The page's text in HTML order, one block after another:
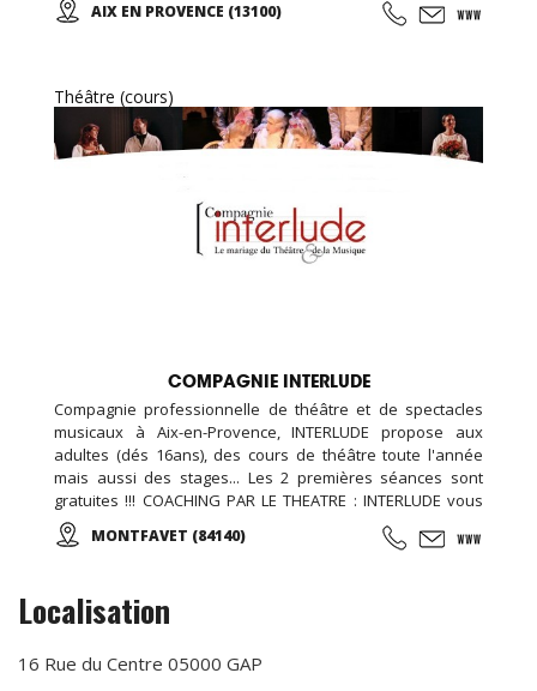
région PACA. Nous proposons des cours et des stages de
AIX EN PROVENCE (13100)
Théâtre (cours)
COMPAGNIE INTERLUDE
Compagnie professionnelle de théâtre et de spectacles
musicaux à Aix-en-Provence, INTERLUDE propose aux
adultes (dés 16ans), des cours de théâtre toute l'année
mais aussi des stages... Les 2 premières séances sont
gratuites !!! COACHING PAR LE THEATRE : INTERLUDE vous
propose aussi des ateliers de travail de "la voix parlée"
pour améliorer son élocution, apprendre à contrôler sa
MONTFAVET (84140)
Localisation
16 Rue du Centre 05000 GAP